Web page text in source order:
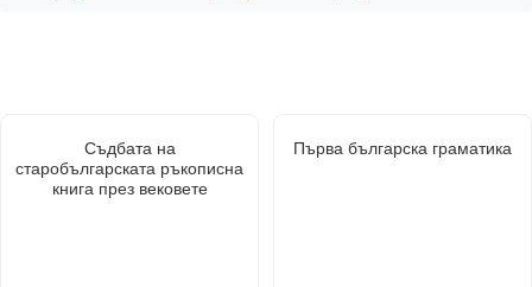
Съдбата на
старобългарската ръкописна
книга през вековете
Първа българска граматика